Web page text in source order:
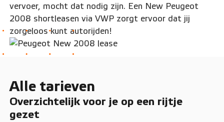
vervoer, mocht dat nodig zijn. Een New Peugeot
2008 shortleasen via VWP zorgt ervoor dat jij
zorgeloos kunt autorijden!
Alle tarieven
Overzichtelijk voor je op een rijtje
gezet